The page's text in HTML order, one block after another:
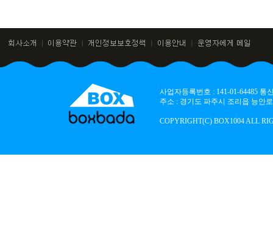
사업자등록번호 : 141-01-64485
주소 : 경기도 파주시 조리읍 능안
COPYRIGHT(C) BOX1004 ALL